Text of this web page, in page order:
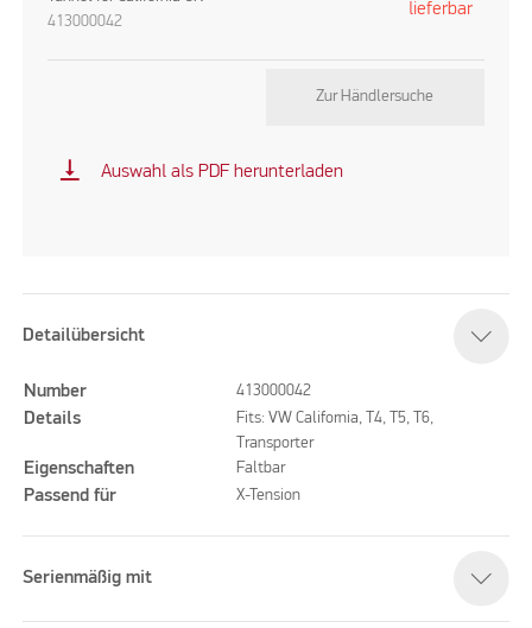
413000042
lieferbar
Zur Händlersuche
vertical_align_bottom Auswahl als PDF herunterladen
Detailübersicht
Number 413000042
Details
Fits: VW California, T4, T5, T6,
Transporter
Eigenschaften Faltbar
Passend für X-Tension
Serienmäßig mit